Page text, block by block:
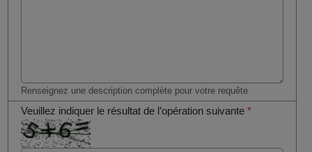
Renseignez une description complète pour votre requête
Veuillez indiquer le résultat de l’opération suivante*